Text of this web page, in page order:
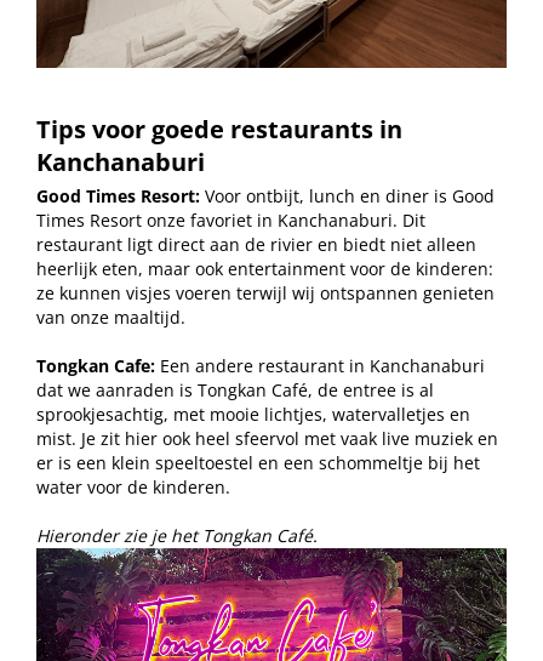
Tips voor goede restaurants in
Kanchanaburi
Good Times Resort: Voor ontbijt, lunch en diner is Good
Times Resort onze favoriet in Kanchanaburi. Dit
restaurant ligt direct aan de rivier en biedt niet alleen
heerlijk eten, maar ook entertainment voor de kinderen:
ze kunnen visjes voeren terwijl wij ontspannen genieten
van onze maaltijd.
Tongkan Cafe: Een andere restaurant in Kanchanaburi
dat we aanraden is Tongkan Café, de entree is al
sprookjesachtig, met mooie lichtjes, watervalletjes en
mist. Je zit hier ook heel sfeervol met vaak live muziek en
er is een klein speeltoestel en een schommeltje bij het
water voor de kinderen.
Hieronder zie je het Tongkan Café.